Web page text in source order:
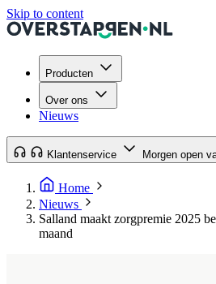
Skip to content
Producten
Over ons
Nieuws
Klantenservice Morgen open
Home
Nieuws
Salland maakt zorgpremie 2025
maand